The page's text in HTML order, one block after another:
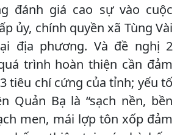
đánh giá cao sự vào cuộc
ủy, chính quyền xã Tùng Vài
địa phương. Và đề nghị 2
trình hoàn thiện cần đảm
tiêu chí cứng của tỉnh; yếu tố
Quản Bạ là “sạch nền, bền
men, mái lợp tôn xốp đảm